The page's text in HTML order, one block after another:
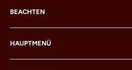
BEACHTEN
LEGO® und die LEGO® Minifigur
Gruppe, die diese Site und diese
sponsert, autorisiert noch
HAUPTMENÜ
Heim